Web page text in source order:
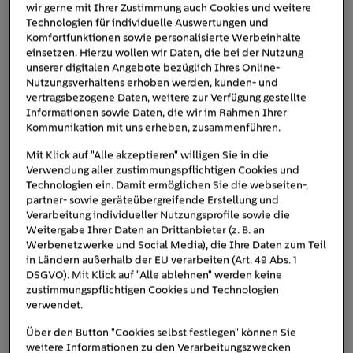
Sie die eingetragenen Campingplätze nach
Lademöglichkeit filtern können. Nützliche Portale sind
zum Beispiel:
• eurocampings.de
• pincamp.de
• ucamping.com
• ardoer.com
meist Auskunft darüber, ob und wie viele
Lademöglichkeiten zur Verfügung stehen. Im besten Fall
gleichen Sie diese mit den genannten Online-Portalen ab.
E-Auto am Campingplatz laden: Darauf
kommt es an
Ist der Campingplatz gefunden, stellt sich die praktische
Frage:Wie kommt der Strom ins Auto?
Nachricht: Bei den entsprechend ausgewiesenen
Campingplätzen können Sie mittlerweile auf dem
wir gerne mit Ihrer Zustimmung auch Cookies und weitere
Technologien für individuelle Auswertungen und
Komfortfunktionen sowie personalisierte Werbeinhalte
einsetzen. Hierzu wollen wir Daten, die bei der Nutzung
unserer digitalen Angebote bezüglich Ihres Online-
Nutzungsverhaltens erhoben werden, kunden- und
vertragsbezogene Daten, weitere zur Verfügung gestellte
Informationen sowie Daten, die wir im Rahmen Ihrer
Kommunikation mit uns erheben, zusammenführen.
Mit Klick auf "Alle akzeptieren" willigen Sie in die
Verwendung aller zustimmungspflichtigen Cookies und
Technologien ein. Damit ermöglichen Sie die webseiten-,
partner- sowie geräteübergreifende Erstellung und
Verarbeitung individueller Nutzungsprofile sowie die
Weitergabe Ihrer Daten an Drittanbieter (z. B. an
Werbenetzwerke und Social Media), die Ihre Daten zum Teil
in Ländern außerhalb der EU verarbeiten (Art. 49 Abs. 1
DSGVO). Mit Klick auf "Alle ablehnen" werden keine
zustimmungspflichtigen Cookies und Technologien
verwendet.
Über den Button "Cookies selbst festlegen" können Sie
weitere Informationen zu den Verarbeitungszwecken